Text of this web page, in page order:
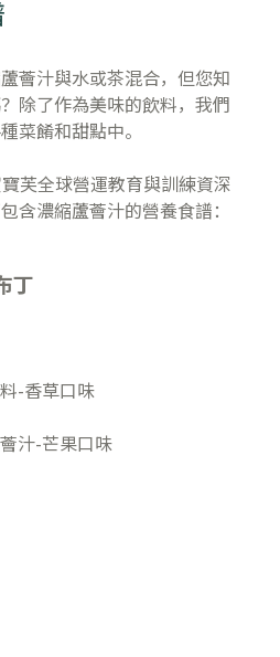
薈汁與水或茶混合，但您知
除了作為美味的飲料，我們
菜餚和甜點中。
芙全球營運教育與訓練資深
含濃縮蘆薈汁的營養食譜：
丁
-香草口味
汁-芒果口味